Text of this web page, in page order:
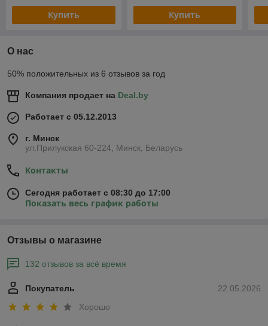
Купить Купить
О нас
50% положительных из 6 отзывов за год
Компания продает на Deal.by
Работает с 05.12.2013
г. Минск
ул.Прилукская 60-224, Минск, Беларусь
Контакты
Сегодня работает с 08:30 до 17:00
Показать весь график работы
Отзывы о магазине
132 отзывов за всё время
22.05.2026
Покупатель
Хорошо